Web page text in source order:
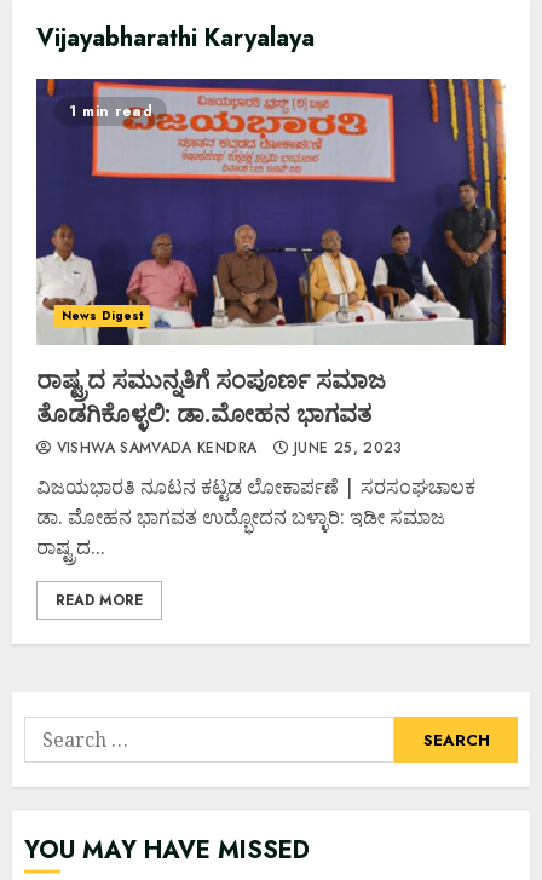
Vijayabharathi Karyalaya
1 min read
News Digest
ರಾಷ್ಟ್ರದ ಸಮುನ್ನತಿಗೆ ಸಂಪೂರ್ಣ ಸಮಾಜ
ತೊಡಗಿಕೊಳ್ಳಲಿ: ಡಾ.ಮೋಹನ ಭಾಗವತ
VISHWA SAMVADA KENDRA JUNE 25, 2023
ವಿಜಯಭಾರತಿ ನೂಟನ ಕಟ್ಟಡ ಲೋಕಾರ್ಪಣೆ | ಸರಸಂಘಚಾಲಕ
ಡಾ. ಮೋಹನ ಭಾಗವತ ಉದ್ಭೋದನ ಬಳ್ಳಾರಿ: ಇಡೀ ಸಮಾಜ
ರಾಷ್ಟ್ರದ...
READ MORE
Search
for:
YOU MAY HAVE MISSED